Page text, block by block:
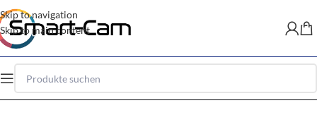
Skip to navigation
Skip to main content